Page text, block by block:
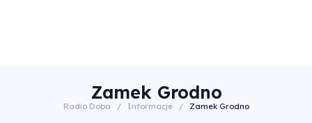
Zamek Grodno
Radio Doba / Informacje / Zamek Grodno